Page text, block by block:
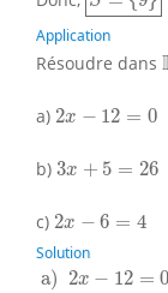
Application
Résoudre dans
a) 2x − 12 = 0
2x 12= 0
b) 3x + 5 = 26
3x + = 26
c) 2x − 6 = 4
2x 6=
Solution
a) 2x − 12 = 0
a) 2x− 12= ⇒2